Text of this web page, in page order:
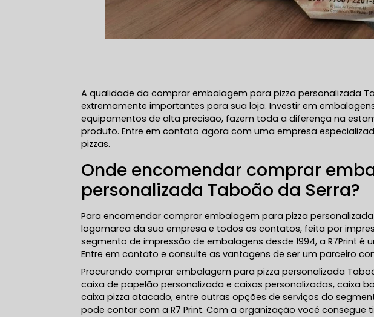
A qualidade da comprar embalagem para pizza personalizada
extremamente importantes para sua loja. Investir em
equipamentos de alta precisão, fazem toda a diferença na
produto. Entre em contato agora com uma empresa
pizzas.
Onde encomendar comprar
personalizada Taboão da Serra?
Para encomendar comprar embalagem para pizza
logomarca da sua empresa e todos os contatos, feita por
segmento de impressão de embalagens desde 1994, a R7Print
Entre em contato e consulte as vantagens de ser um parceiro
Procurando comprar embalagem para pizza personalizada
caixa de papelão personalizada e caixas personalizadas, caixa
caixa pizza atacado, entre outras opções de serviços do
pode contar com a R7 Print. Com a organização você consegue